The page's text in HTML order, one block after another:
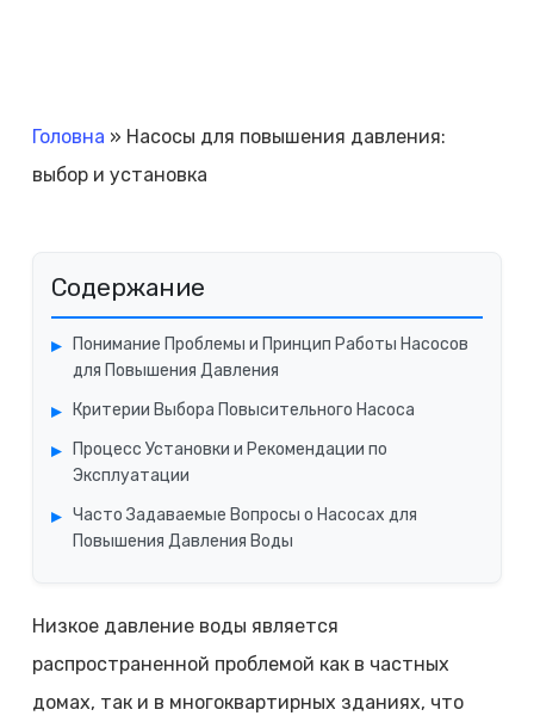
Головна » Насосы для повышения давления:
выбор и установка
Содержание
Понимание Проблемы и Принцип Работы Насосов
для Повышения Давления
Критерии Выбора Повысительного Насоса
Процесс Установки и Рекомендации по
Эксплуатации
Часто Задаваемые Вопросы о Насосах для
Повышения Давления Воды
Низкое давление воды является
распространенной проблемой как в частных
домах, так и в многоквартирных зданиях, что